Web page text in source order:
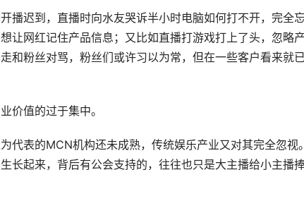
播迟到，直播时向水友哭诉半小时电脑如何打不开，完全
让网红记住产品信息；又比如直播打游戏打上了头，忽略
和粉丝对骂，粉丝们或许习以为常，但在一些客户看来就
价值的过于集中。
代表的MCN机构还未成熟，传统娱乐产业又对其完全忽视
长起来，背后有公会支持的，往往也只是大主播给小主播